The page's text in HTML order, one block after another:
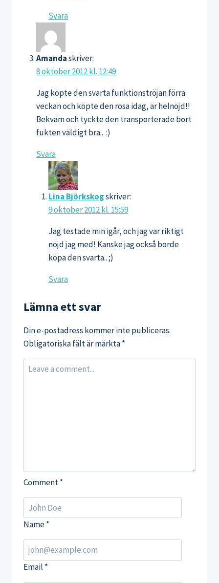
Svara
Amandaskriver:
8 oktober 2012 kl. 12:49
Jag köpte den svarta funktionströjan förra
veckan och köpte den rosa idag, är helnöjd!!
Bekväm och tyckte den transporterade bort
fukten väldigt bra.. :)
Svara
Lina Björkskogskriver:
9 oktober 2012 kl. 15:59
Jag testade min igår, och jag var riktigt
nöjd jag med! Kanske jag också borde
köpa den svarta.. ;)
Svara
Lämna ett svar
Din e-postadress kommer inte publiceras.
Obligatoriska fält är märkta*
Comment*
Name*
Email *